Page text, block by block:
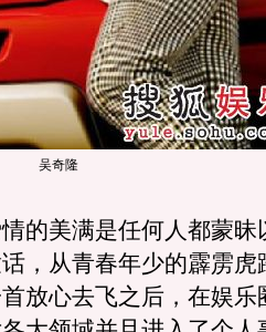
吴奇隆
美满是任何人都蒙昧
，从青春年少的霹雳虎
放心去飞之后，在娱乐